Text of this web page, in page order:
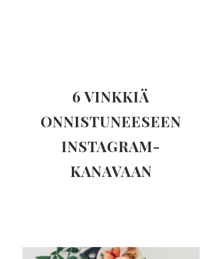
6 VINKKIÄ
ONNISTUNEESEEN
INSTAGRAM-
KANAVAAN